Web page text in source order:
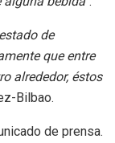
de
que entre
alrededor, éstos
Bilbao.
de prensa.